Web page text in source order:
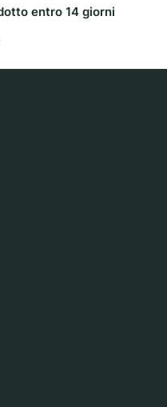
entro 14 giorni